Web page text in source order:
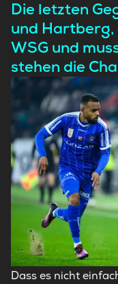
Die letzten
und
WSG und
stehen die
Dass es nicht